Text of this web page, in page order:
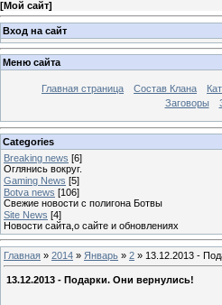
[Мой сайт]
Вход на сайт
Меню сайта
Главная страница Состав Клана
Заговоры
Categories
Breaking news [6]
Оглянись вокруг.
Gaming News [5]
Botva news [106]
Свежие новости с полигона Ботвы
Site News [4]
Новости сайта,о сайте и обновлениях
Главная » 2014 » Январь » 2 » 13.12.2013 -
13.12.2013 - Подарки. Они вернулись!